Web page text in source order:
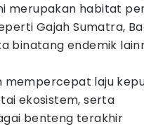
merupakan habitat
Gajah Sumatra,
binatang endemik
mempercepat laju
ekosistem, serta
benteng terakhir